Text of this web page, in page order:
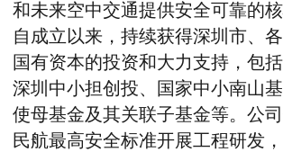
和未来空中交通提供安全可靠的核
自成立以来，持续获得深圳市、
国有资本的投资和大力支持，包括
深圳中小担创投、国家中小南山
使母基金及其关联子基金等。公
民航最高安全标准开展工程研发，